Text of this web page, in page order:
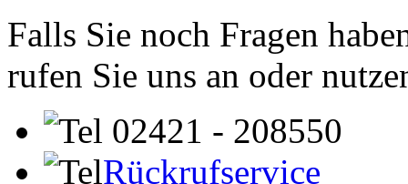
Falls Sie noch Fragen
rufen Sie uns an oder
02421 - 208550
Rückrufservice